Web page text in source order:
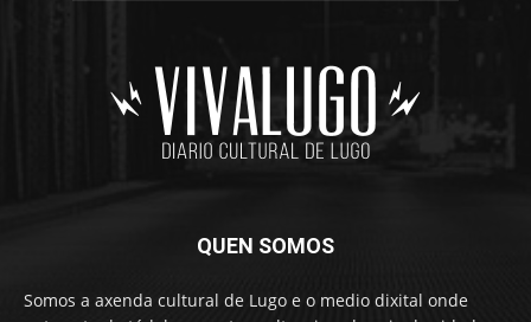
QUEN SOMOS
Somos a axenda cultural de Lugo e o medio dixital onde